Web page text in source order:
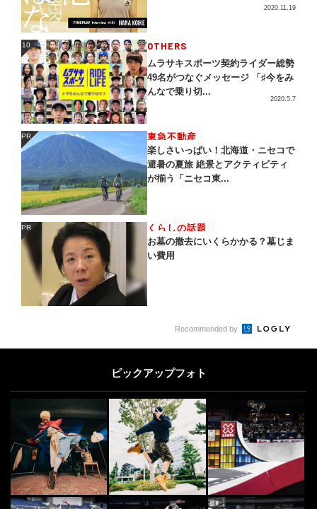
2020.11.19
10 OTHERS
ムラサキスポーツ契約ライダー総勢
49名がつなぐメッセージ 「♯今をみ
んなで乗り切...
2020.5.7
PR 東急不動産
楽しさいっぱい！北海道・ニセコで
避暑の夏旅 絶景とアクティビティ
が揃う「ニセコ東...
PR くらしの話題
お墓の撤去にいくらかかる？墓じま
い費用
Recommended by
ピックアップフォト